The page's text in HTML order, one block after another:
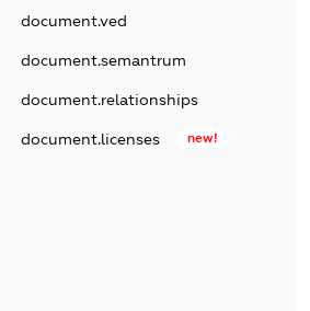
document.ved
document.semantrum
document.relationships
document.licenses new!